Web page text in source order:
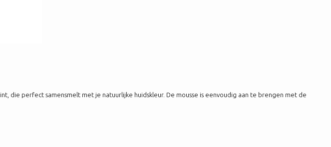
die perfect samensmelt met je natuurlijke huidskleur. De mousse is eenvoudig aan te brengen met de